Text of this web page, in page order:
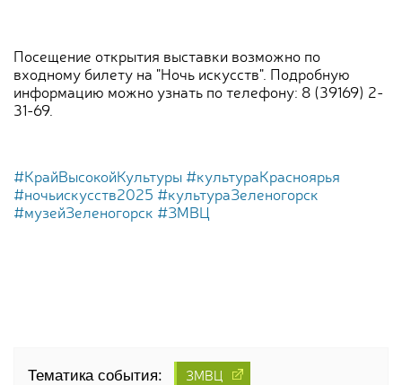
Посещение открытия выставки возможно по
входному билету на "Ночь искусств". Подробную
информацию можно узнать по телефону: 8 (39169) 2-
31-69.
#КрайВысокойКультуры #культураКрасноярья
#ночьискусств2025 #культураЗеленогорск
#музейЗеленогорск #ЗМВЦ
Тематика события: ЗМВЦ